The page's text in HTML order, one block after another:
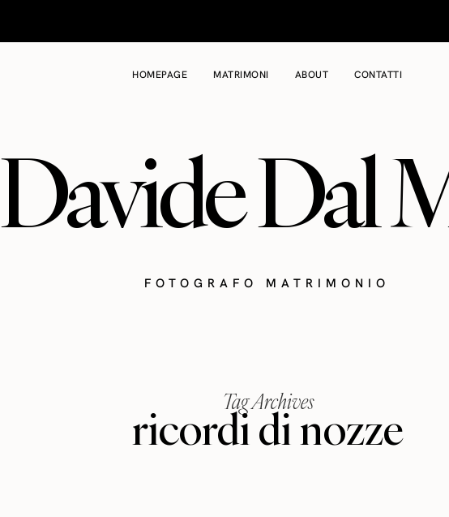
HOMEPAGE MATRIMONI ABOUT CONTATTI
Davide Dal
FOTOGRAFO MATRIMONIO
Tag Archives
ricordi di nozze